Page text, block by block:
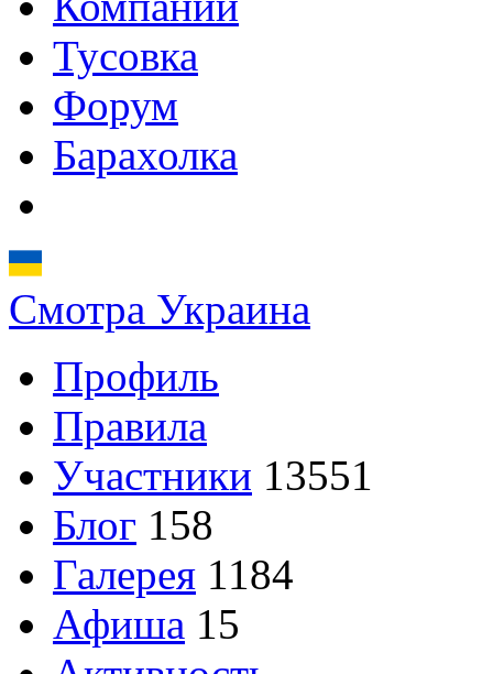
Тусовка
Форум
Барахолка
Смотра Украина
Профиль
Правила
Участники 13551
Блог 158
Галерея 1184
Афиша 15